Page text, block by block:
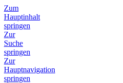
Zum
Hauptinhalt
springen
Zur
Suche
springen
Zur
Hauptnavigation
springen